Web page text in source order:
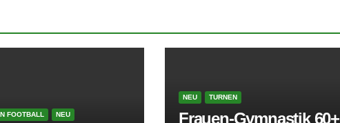
FOOTBALL NEU
NEU TURNEN
Frauen-Gymnastik 60+